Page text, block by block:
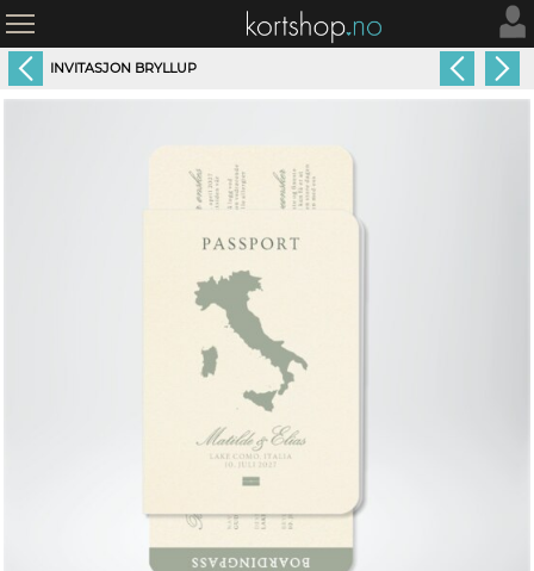
INVITASJON BRYLLUP